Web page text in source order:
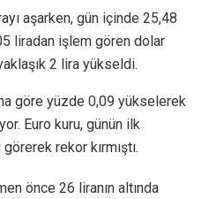
aşarken, gün içinde 25,48
liradan işlem gören dolar
2 lira yükseldi.
göre yüzde 0,09 yükselerek
Euro kuru, günün ilk
rekor kırmıştı.
önce 26 liranın altında